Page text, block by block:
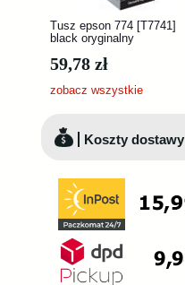
Tusz epson 774 [T7741]
black oryginalny
59,78 zł
zobacz wszystkie
Koszty dostawy